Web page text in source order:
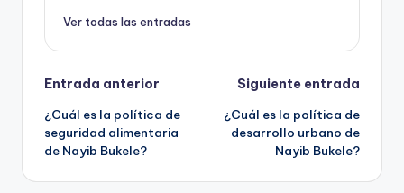
Ver todas las entradas
Navegación
de
entradas
Entrada anterior
¿Cuál es la política de
seguridad alimentaria
de Nayib Bukele?
Siguiente entrada
¿Cuál es la política de
desarrollo urbano de
Nayib Bukele?